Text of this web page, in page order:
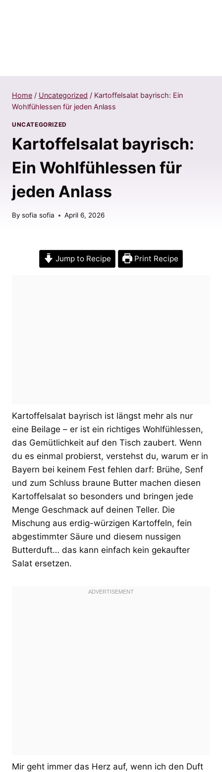
Home / Uncategorized / Kartoffelsalat bayrisch: Ein
Wohlfühlessen für jeden Anlass
UNCATEGORIZED
Kartoffelsalat bayrisch:
Ein Wohlfühlessen für
jeden Anlass
By sofia sofia April 6, 2026
Jump to Recipe Print Recipe
Kartoffelsalat bayrisch ist längst mehr als nur
eine Beilage – er ist ein richtiges Wohlfühlessen,
das Gemütlichkeit auf den Tisch zaubert. Wenn
du es einmal probierst, verstehst du, warum er in
Bayern bei keinem Fest fehlen darf: Brühe, Senf
und zum Schluss braune Butter machen diesen
Kartoffelsalat so besonders und bringen jede
Menge Geschmack auf deinen Teller. Die
Mischung aus erdig-würzigen Kartoffeln, fein
abgestimmter Säure und diesem nussigen
Butterduft… das kann einfach kein gekaufter
Salat ersetzen.
Mir geht immer das Herz auf, wenn ich den Duft